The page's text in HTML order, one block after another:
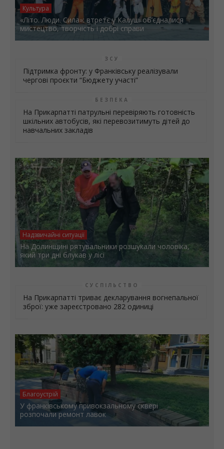
Культура
«Літо. Люди. Сила»: втретє у Калуші об’єдналися
мистецтво, творчість і добрі справи
ЗСУ
Підтримка фронту: у Франківську реалізували
чергові проєкти “Бюджету участі”
БЕЗПЕКА
На Прикарпатті патрульні перевіряють готовність
шкільних автобусів, які перевозитимуть дітей до
навчальних закладів
Надзвичайні ситуації
На Долинщині рятувальники розшукали чоловіка,
який три дні блукав у лісі
СУСПІЛЬСТВО
На Прикарпатті триває декларування вогнепальної
зброї: уже зареєстровано 282 одиниці
Благоустрій
У франківському привокзальному сквері
розпочали ремонт лавок